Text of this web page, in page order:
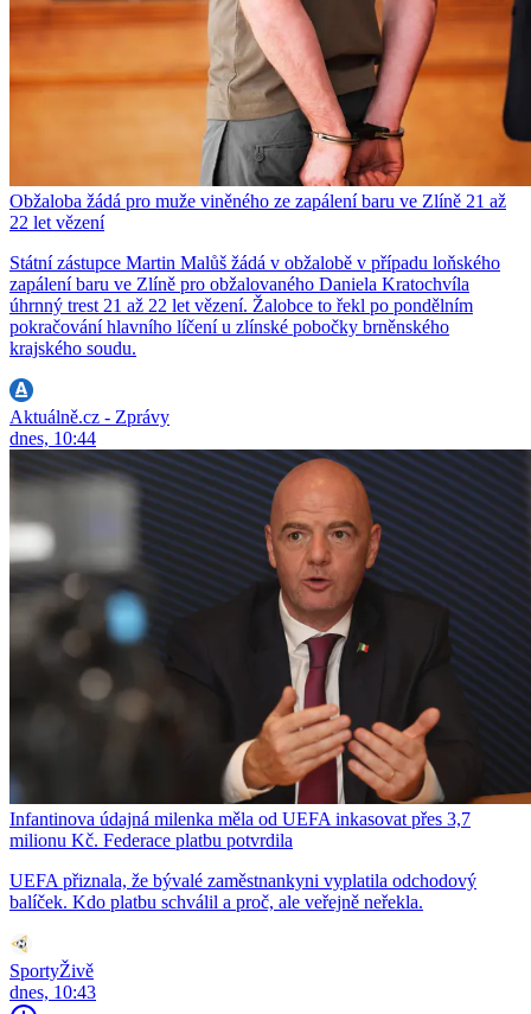
Obžaloba žádá pro muže viněného ze zapálení baru ve Zlíně 21 až
22 let vězení
Státní zástupce Martin Malůš žádá v obžalobě v případu loňského
zapálení baru ve Zlíně pro obžalovaného Daniela Kratochvíla
úhrnný trest 21 až 22 let vězení. Žalobce to řekl po pondělním
pokračování hlavního líčení u zlínské pobočky brněnského
krajského soudu.
Aktuálně.cz - Zprávy
dnes, 10:44
Infantinova údajná milenka měla od UEFA inkasovat přes 3,7
milionu Kč. Federace platbu potvrdila
UEFA přiznala, že bývalé zaměstnankyni vyplatila odchodový
balíček. Kdo platbu schválil a proč, ale veřejně neřekla.
SportyŽivě
dnes, 10:43